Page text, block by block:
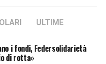
ULTIME
i fondi, Federsolidarietà
di rotta»